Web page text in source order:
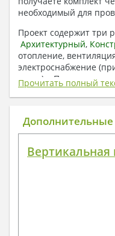
необходимый для
Проект содержит три
Архитектурный,
отопление,
электроснабжение
плату) +
1. Архитектурный
Общие данные
Поэтажные
Разрезы и
Фасады с
Элементы
Ведомость
Прочитать полный
Вертикальная